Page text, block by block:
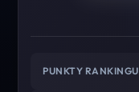
PUNKTY RANKINGU